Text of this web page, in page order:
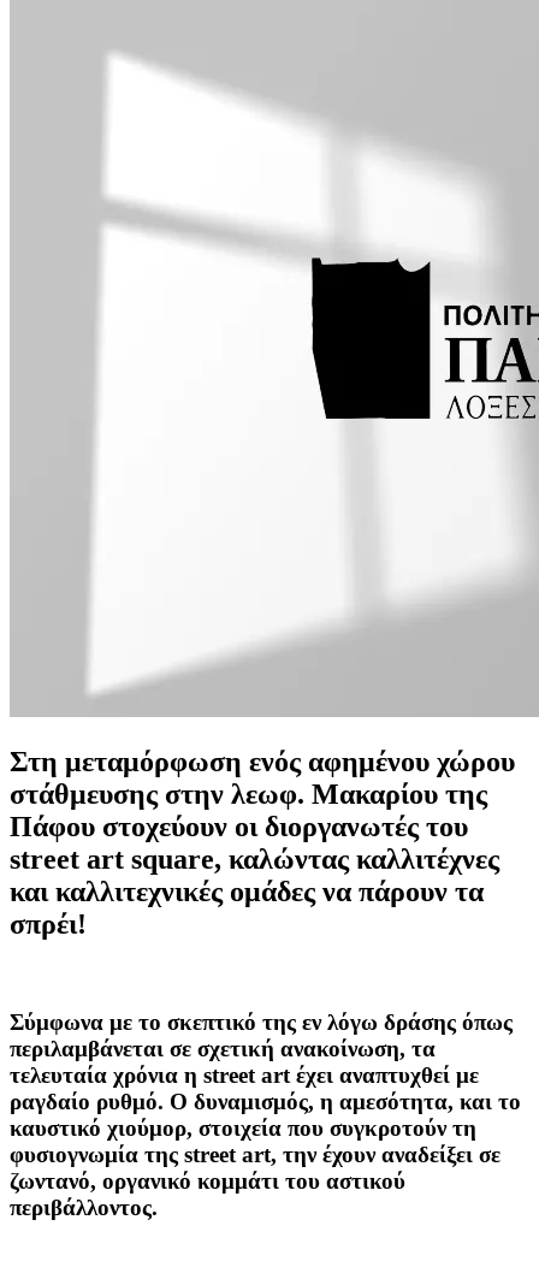
Στη μεταμόρφωση ενός αφημένου χώρου
στάθμευσης στην λεωφ. Μακαρίου της
Πάφου στοχεύουν οι διοργανωτές του
street art square, καλώντας καλλιτέχνες
και καλλιτεχνικές ομάδες να πάρουν τα
σπρέι!
Σύμφωνα με το σκεπτικό της εν λόγω δράσης όπως
περιλαμβάνεται σε σχετική ανακοίνωση, τα
τελευταία χρόνια η street art έχει αναπτυχθεί με
ραγδαίο ρυθμό. Ο δυναμισμός, η αμεσότητα, και το
καυστικό χιούμορ, στοιχεία που συγκροτούν τη
φυσιογνωμία της street art, την έχουν αναδείξει σε
ζωντανό, οργανικό κομμάτι του αστικού
περιβάλλοντος.